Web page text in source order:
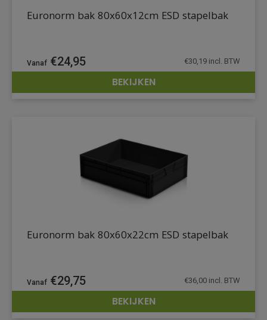
DETAILS
Euronorm bak 80x60x12cm ESD stapelbak
€24,95 €30,19 incl. BTW
BEKIJKEN
DETAILS
Euronorm bak 80x60x22cm ESD stapelbak
€29,75 €36,00 incl. BTW
BEKIJKEN